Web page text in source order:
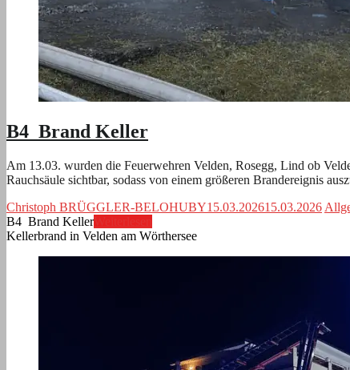
B4 Brand Keller
Am 13.03. wurden die Feuerwehren Velden, Rosegg, Lind ob
Rauchsäule sichtbar, sodass von einem größeren Brandereignis
Christoph BRÜGGLER-BELOHUBY15.03.202615.03.2026
B4 Brand Keller
Kellerbrand in Velden am Wörthersee